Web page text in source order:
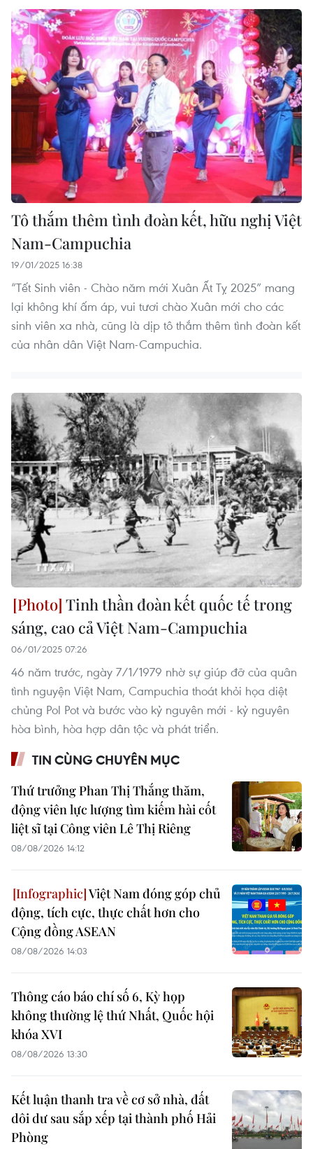
Tô thắm thêm tình đoàn kết, hữu nghị Việt
Nam-Campuchia
19/01/2025 16:38
“Tết Sinh viên - Chào năm mới Xuân Ất Tỵ 2025” mang
lại không khí ấm áp, vui tươi chào Xuân mới cho các
sinh viên xa nhà, cũng là dịp tô thắm thêm tình đoàn kết
của nhân dân Việt Nam-Campuchia.
Tinh thần đoàn kết quốc tế trong
sáng, cao cả Việt Nam-Campuchia
06/01/2025 07:26
46 năm trước, ngày 7/1/1979 nhờ sự giúp đỡ của quân
tình nguyện Việt Nam, Campuchia thoát khỏi họa diệt
chủng Pol Pot và bước vào kỷ nguyên mới - kỷ nguyên
hòa bình, hòa hợp dân tộc và phát triển.
TIN CÙNG CHUYÊN MỤC
Thứ trưởng Phan Thị Thắng thăm,
động viên lực lượng tìm kiếm hài cốt
liệt sĩ tại Công viên Lê Thị Riêng
08/08/2026 14:12
Việt Nam đóng góp chủ
động, tích cực, thực chất hơn cho
Cộng đồng ASEAN
08/08/2026 14:03
Thông cáo báo chí số 6, Kỳ họp
không thường lệ thứ Nhất, Quốc hội
khóa XVI
08/08/2026 13:30
Kết luận thanh tra về cơ sở nhà, đất
dôi dư sau sắp xếp tại thành phố Hải
Phòng